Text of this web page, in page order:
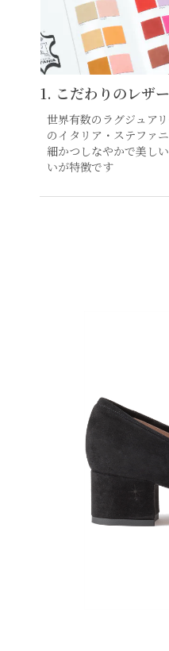
1. こだわりのレザー
世界有数のラグジュア
のイタリア・ステファ
細かつしなやかで美し
いが特徴です